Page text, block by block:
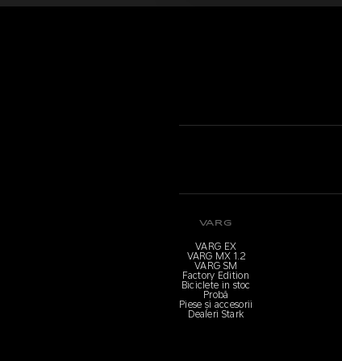
VARG
VARG EX
VARG MX 1.2
VARG SM
Factory Edition
Biciclete in stoc
Probă
Piese și accesorii
Dealeri Stark